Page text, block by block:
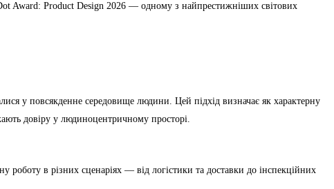
Award: Product Design 2026 — одному з найпрестижніших світових
у повсякденне середовище людини. Цей підхід визначає як характерну
довіру у людиноцентричному просторі.
в різних сценаріях — від логістики та доставки до інспекційних